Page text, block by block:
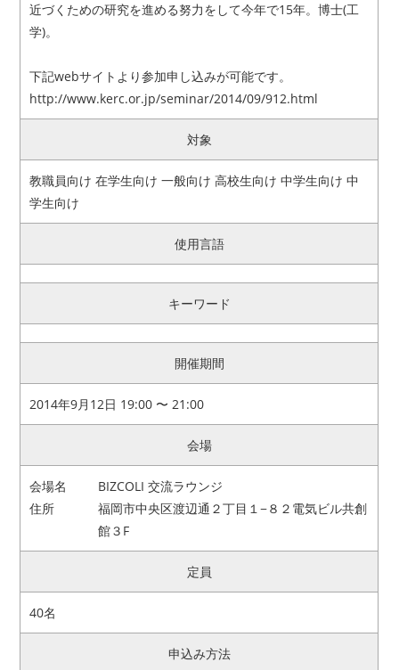
近づくための研究を進める努力をして今年で15年。博士(工
学)。
下記webサイトより参加申し込みが可能です。
http://www.kerc.or.jp/seminar/2014/09/912.html
対象
教職員向け 在学生向け 一般向け 高校生向け 中学生向け 中
学生向け
使用言語
キーワード
開催期間
2014年9月12日 19:00 〜 21:00
会場
会場名
BIZCOLI 交流ラウンジ
住所
福岡市中央区渡辺通２丁目１−８２電気ビル共創
館３F
定員
40名
申込み方法